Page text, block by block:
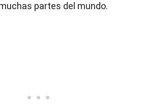
partes del mundo.